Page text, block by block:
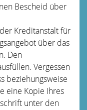
Bescheid über
Kreditanstalt für
über das
Den
Vergessen
beziehungsweise
eine Kopie Ihres
unter den